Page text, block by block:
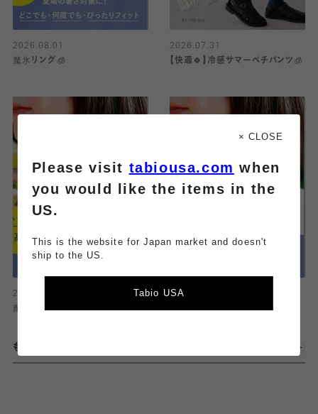
2026.08.01
魔氷リング🧊
2026.07.31
【快適🍀】冷感サマーペチパンツ🧊
2026.07.31
魔氷リング🧊
2026.07.30
魔氷リング🧊
もっとみる
× CLOSE
Please visit tabiousa.com when
you would like the items in the
US.
This is the website for Japan market and doesn't
ship to the US.
Tabio USA